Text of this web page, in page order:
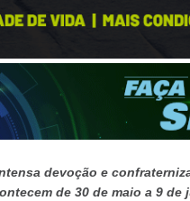
devoção e
de 30 de maio a 9 de